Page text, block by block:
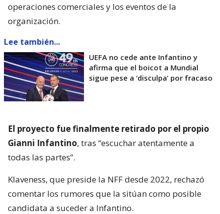
operaciones comerciales y los eventos de la
organización.
Lee también...
UEFA no cede ante Infantino y
afirma que el boicot a Mundial
sigue pese a ’disculpa’ por fracaso
El proyecto fue finalmente retirado por el propio
Gianni Infantino, tras “escuchar atentamente a
todas las partes”.
Klaveness, que preside la NFF desde 2022, rechazó
comentar los rumores que la sitúan como posible
candidata a suceder a Infantino.